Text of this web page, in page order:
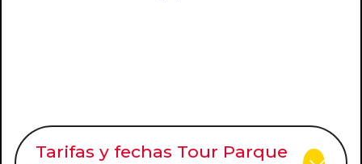
Tarifas y fechas Tour Parque